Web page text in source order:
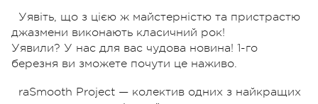
Уявіть, що з цією ж майстерністю та пристрастю
джазмени виконають класичний рок!
Уявили? У нас для вас чудова новина! 1-го
березня ви зможете почути це наживо.
raSmooth Project — колектив одних з найкращих